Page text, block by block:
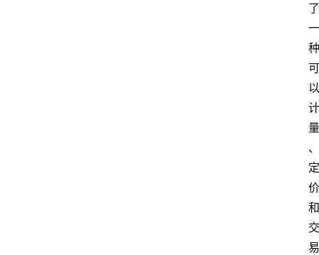
了
一
种
可
以
计
量
、
定
价
和
交
易